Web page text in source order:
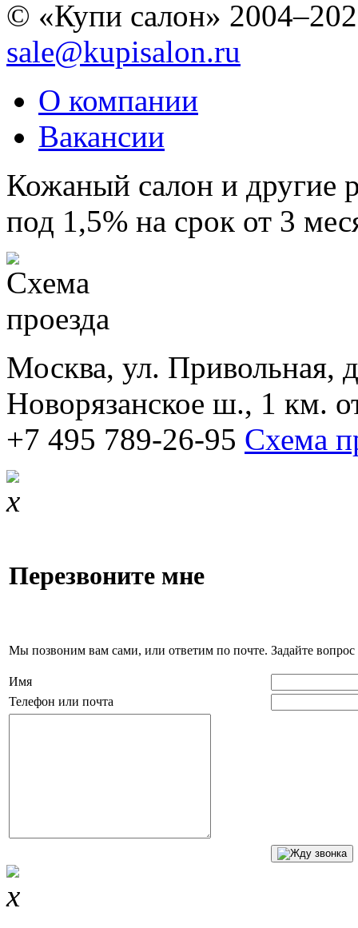
© «Купи салон»
sale@kupisalon.ru
О компании
Вакансии
Кожаный салон и другие
под 1,5% на срок от 3
Москва, ул. Привольная,
Новорязанское ш., 1 км.
+7 495 789-26-95 Схема
Перезвоните мне
Мы позвоним вам сами, или ответим по почте. Задайте
Имя
Телефон или почта